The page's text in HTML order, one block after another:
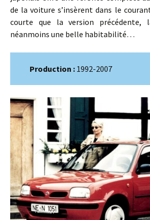
de la voiture s’insèrent dans le
courte que la version précédente,
néanmoins une belle habitabilité…
Production : 1992-2007